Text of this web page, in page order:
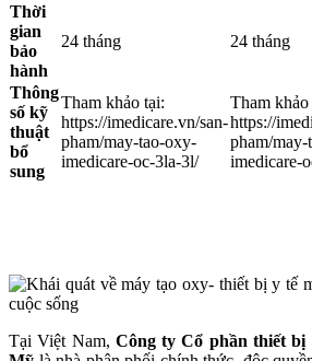
Thời
gian
bảo
hành
24 tháng 24 tháng
Thông
số kỹ
thuật
bổ
sung
Tham khảo tại:
https://imedicare.vn/san-
pham/may-tao-oxy-
imedicare-oc-3la-3l/
Tham khảo
https://
pham/
imedicare-
Tại Việt Nam, Công ty Cổ phần thiết bị